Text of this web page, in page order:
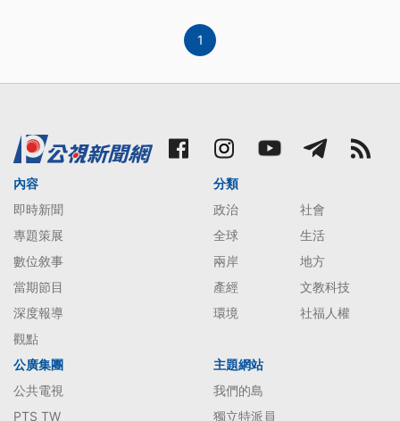
1
內容
即時新聞
專題策展
數位敘事
當期節目
深度報導
觀點
分類
政治
社會
全球
生活
兩岸
地方
產經
文教科技
環境
社福人權
公廣集團
公共電視
PTS TW
主題網站
我們的島
獨立特派員